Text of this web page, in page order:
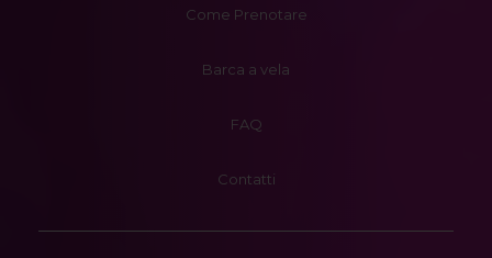
Come Prenotare
Barca a vela
FAQ
Contatti